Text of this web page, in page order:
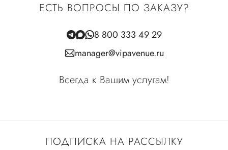
ПОДПИСКА НА РАССЫЛКУ
ЕСТЬ ВОПРОСЫ ПО ЗАКАЗУ?
8 800 333 49 29
manager@vipavenue.ru
Всегда к Вашим услугам!